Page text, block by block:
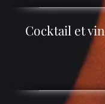
Cocktail et